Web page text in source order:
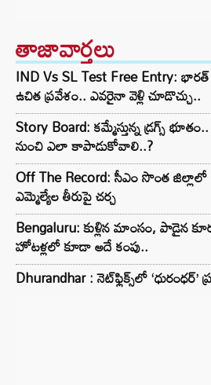
తాజావార్తలు
IND Vs SL Test Free Entry: భారత్
ఉచిత ప్రవేశం.. ఎవరైనా వెళ్లి చూడొచ్చు..
Story Board: కమ్మేస్తున్న డ్రగ్స్
నుంచి ఎలా కాపాడుకోవాలి..?
Off The Record: సీఎం సొంత
ఎమ్మెల్యేల తీరుపై చర్చ
Bengaluru: కుళ్లిన మాంసం, పాడైన
హోటళ్లలో కూడా అదే కంపు..
Dhurandhar : నెట్‌ఫ్లిక్స్‌లో ‘ధురంధర్’